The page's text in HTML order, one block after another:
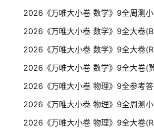
2026《万唯大小卷 数学》9全周测
2026《万唯大小卷 数学》9全大卷
2026《万唯大小卷 数学》9全大卷
2026《万唯大小卷 数学》9全大卷(
2026《万唯大小卷 物理》9全参考
2026《万唯大小卷 物理》9全周测
2026《万唯大小卷 物理》9全大卷